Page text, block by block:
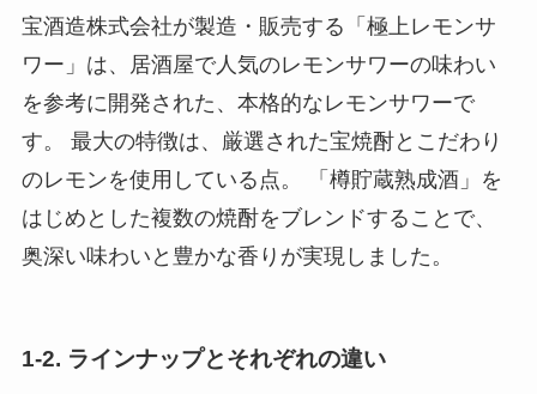
宝酒造株式会社が製造・販売する「極上レモンサ
ワー」は、居酒屋で人気のレモンサワーの味わい
を参考に開発された、本格的なレモンサワーで
す。 最大の特徴は、厳選された宝焼酎とこだわり
のレモンを使用している点。 「樽貯蔵熟成酒」を
はじめとした複数の焼酎をブレンドすることで、
奥深い味わいと豊かな香りが実現しました。
1-2. ラインナップとそれぞれの違い